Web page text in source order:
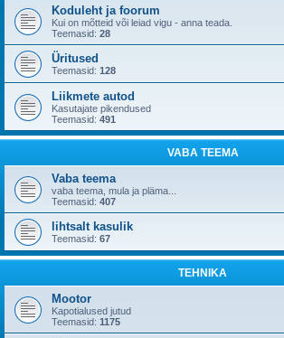
Koduleht ja foorum
Kui on mõtteid või leiad vigu - anna teada.
Teemasid: 28
Üritused
Teemasid: 128
Liikmete autod
Kasutajate pikendused
Teemasid: 491
VABA TEEMA
Vaba teema
vaba teema, mula ja pläma...
Teemasid: 407
lihtsalt kasulik
Teemasid: 67
TEHNIKA
Mootor
Kapotialused jutud
Teemasid: 1175